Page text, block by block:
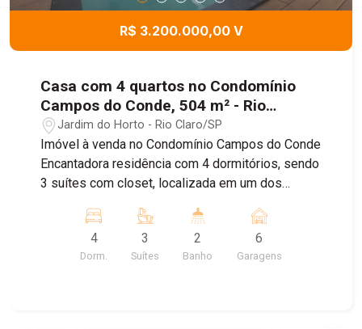
diferenciado em todo o imóvel valoriza ainda
mais cada detalhe. Para maior comodidade, o
atendendo perfeitamente às necessidades da
família.
R$ 3.200.000,00 V
Casa com 4 quartos no Condomínio
Campos do Conde, 504 m² - Rio
Claro/SP
Jardim do Horto - Rio Claro/SP
Imóvel à venda no Condomínio Campos do Conde
Encantadora residência com 4 dormitórios, sendo
3 suítes com closet, localizada em um dos
com amplas salas de estar e jantar integradas,
hall de entrada imponente, cozinha planejada em
conceito aberto integrada à área de lazer, com
4
Dorm.
3
Suítes
2
Banho
6
Garagens